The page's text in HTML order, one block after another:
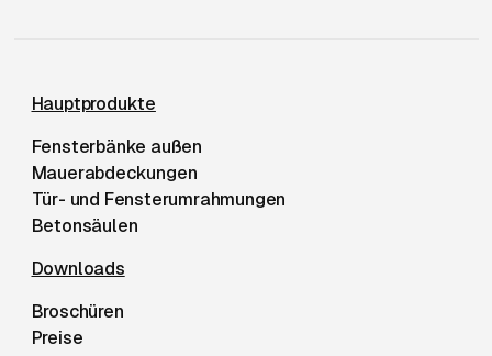
Niessen Beton Fußzeile
Hauptprodukte
Fensterbänke außen
Mauerabdeckungen
Tür- und Fensterumrahmungen
Betonsäulen
Downloads
Broschüren
Preise